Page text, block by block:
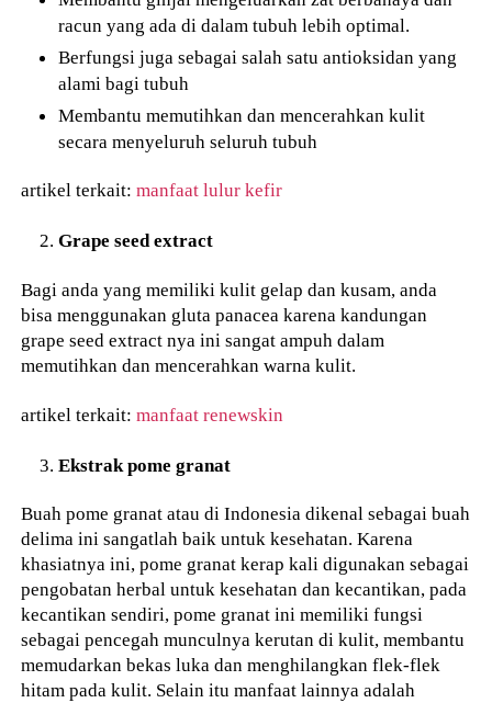
racun yang ada di dalam tubuh lebih optimal.
Berfungsi juga sebagai salah satu antioksidan yang
alami bagi tubuh
Membantu memutihkan dan mencerahkan kulit
secara menyeluruh seluruh tubuh
artikel terkait:manfaat lulur kefir
Grape seed extract
Bagi anda yang memiliki kulit gelap dan kusam, anda
bisa menggunakan gluta panacea karena kandungan
grape seed extract nya ini sangat ampuh dalam
memutihkan dan mencerahkan warna kulit.
artikel terkait:manfaat renewskin
Ekstrak pome granat
Buah pome granat atau di Indonesia dikenal sebagai buah
delima ini sangatlah baik untuk kesehatan. Karena
khasiatnya ini, pome granat kerap kali digunakan sebagai
pengobatan herbal untuk kesehatan dan kecantikan, pada
kecantikan sendiri, pome granat ini memiliki fungsi
sebagai pencegah munculnya kerutan di kulit, membantu
memudarkan bekas luka dan menghilangkan flek-flek
hitam pada kulit. Selain itu manfaat lainnya adalah